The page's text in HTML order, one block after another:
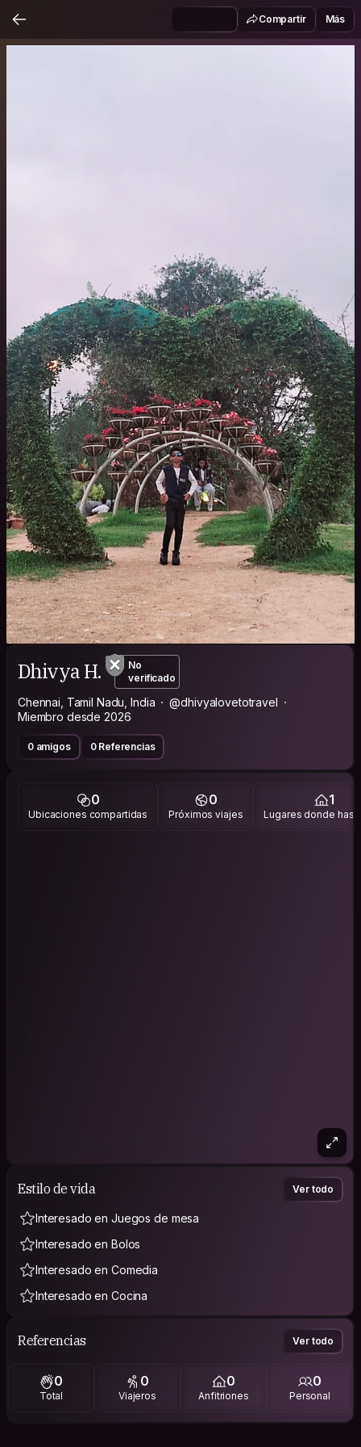
Compartir Más
Dhivya H.
No
verificado
Chennai, Tamil Nadu, India
@dhivyalovetotravel
Miembro desde 2026
0 amigos 0 Referencias
0
Ubicaciones compartidas
0
Próximos viajes
1
Lugares donde has
Estilo de vida Ver todo
Interesado en Juegos de mesa
Interesado en Bolos
Interesado en Comedia
Interesado en Cocina
Referencias Ver todo
0
Total
0
Viajeros
0
Anfitriones
0
Personal